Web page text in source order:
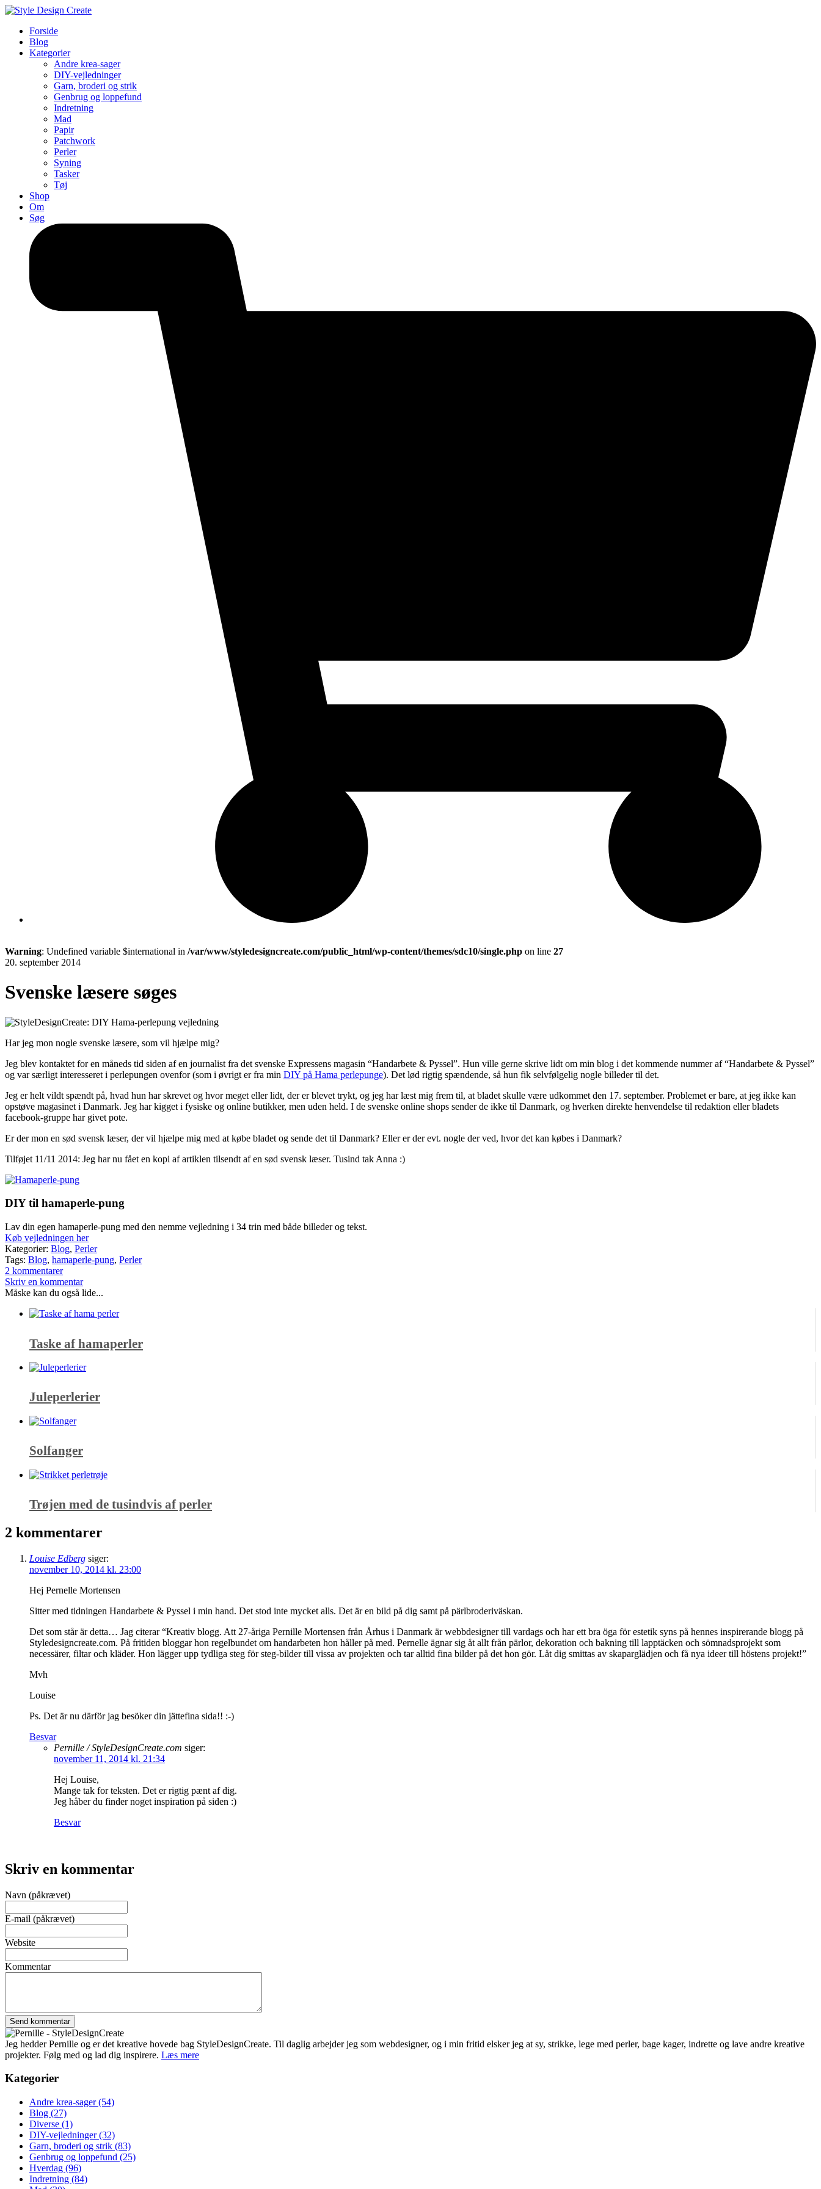
Forside
Blog
Kategorier
Andre krea-sager
DIY-vejledninger
Garn, broderi og strik
Genbrug og loppefund
Indretning
Mad
Papir
Patchwork
Perler
Syning
Tasker
Tøj
Shop
Om
Søg
Warning: Undefined variable $international in /var/www/styledesigncreate.com/public_html/wp-content/themes/sdc10/single.php on line 27
20. september 2014
Svenske læsere søges
Har jeg mon nogle svenske læsere, som vil hjælpe mig?
Jeg blev kontaktet for en måneds tid siden af en journalist fra det svenske Expressens magasin “Handarbete & Pyssel”. Hun ville gerne skrive lidt om min blog i det kommende nummer af “Handarbete & Pyssel”
og var særligt interesseret i perlepungen ovenfor (som i øvrigt er fra min DIY på Hama perlepunge). Det lød rigtig spændende, så hun fik selvfølgelig nogle billeder til det.
Jeg er helt vildt spændt på, hvad hun har skrevet og hvor meget eller lidt, der er blevet trykt, og jeg har læst mig frem til, at bladet skulle være udkommet den 17. september. Problemet er bare, at jeg ikke kan
opstøve magasinet i Danmark. Jeg har kigget i fysiske og online butikker, men uden held. I de svenske online shops sender de ikke til Danmark, og hverken direkte henvendelse til redaktion eller bladets
facebook-gruppe har givet pote.
Er der mon en sød svensk læser, der vil hjælpe mig med at købe bladet og sende det til Danmark? Eller er der evt. nogle der ved, hvor det kan købes i Danmark?
Tilføjet 11/11 2014: Jeg har nu fået en kopi af artiklen tilsendt af en sød svensk læser. Tusind tak Anna :)
DIY til hamaperle-pung
Lav din egen hamaperle-pung med den nemme vejledning i 34 trin med både billeder og tekst.
Køb vejledningen her
Kategorier: Blog, Perler
Tags: Blog, hamaperle-pung, Perler
2 kommentarer
Skriv en kommentar
Måske kan du også lide...
Taske af hamaperler
Juleperlerier
Solfanger
Trøjen med de tusindvis af perler
2 kommentarer
Louise Edberg siger:
november 10, 2014 kl. 23:00
Hej Pernelle Mortensen
Sitter med tidningen Handarbete & Pyssel i min hand. Det stod inte mycket alls. Det är en bild på dig samt på pärlbroderiväskan.
Det som står är detta… Jag citerar “Kreativ blogg. Att 27-åriga Pernille Mortensen från Århus i Danmark är webbdesigner till vardags och har ett bra öga för estetik syns på hennes inspirerande blogg på
Styledesigncreate.com. På fritiden bloggar hon regelbundet om handarbeten hon håller på med. Pernelle ägnar sig åt allt från pärlor, dekoration och bakning till lapptäcken och sömnadsprojekt som
necessärer, filtar och kläder. Hon lägger upp tydliga steg för steg-bilder till vissa av projekten och tar alltid fina bilder på det hon gör. Låt dig smittas av skaparglädjen och få nya ideer till höstens projekt!”
Mvh
Louise
Ps. Det är nu därför jag besöker din jättefina sida!! :-)
Besvar
Pernille / StyleDesignCreate.com siger:
november 11, 2014 kl. 21:34
Hej Louise,
Mange tak for teksten. Det er rigtig pænt af dig.
Jeg håber du finder noget inspiration på siden :)
Besvar
Skriv en kommentar
Navn (påkrævet)
E-mail (påkrævet)
Website
Kommentar
Jeg hedder Pernille og er det kreative hovede bag StyleDesignCreate. Til daglig arbejder jeg som webdesigner, og i min fritid elsker jeg at sy, strikke, lege med perler, bage kager, indrette og lave andre kreative
projekter. Følg med og lad dig inspirere. Læs mere
Kategorier
Andre krea-sager(54)
Blog (27)
Diverse (1)
DIY-vejledninger(32)
Garn, broderi og strik (83)
Genbrug og loppefund (25)
Hverdag (96)
Indretning (84)